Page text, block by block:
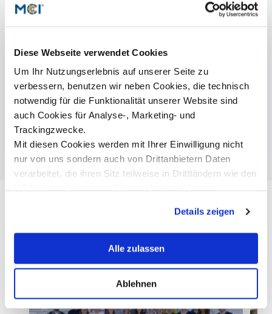
Diese Webseite verwendet Cookies
Um Ihr Nutzungserlebnis auf unserer Seite zu
verbessern, benutzen wir neben Cookies, die technisch
notwendig für die Funktionalität unserer Website sind
auch Cookies für Analyse-, Marketing- und
Trackingzwecke.
Mit diesen Cookies werden mit Ihrer Einwilligung nicht
nur von uns sondern auch von Drittanbietern Daten
verarbeitet, die ihren Sitz teilweise in Drittländern wie den
erklären Ihnen genau, was eine Datenübermittlung in die
USA bedeuten kann.
Details zeigen
Alle zulassen
Ablehnen
handl tyrol
Bio- & Lebensmitteltechnologie | Bachelor
Biotechnologie | Master
Lebensmitteltechnologie & Ernährung | Master